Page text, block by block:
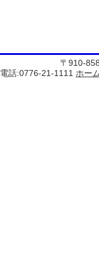
〒910-
電話:0776-21-1111 ホー